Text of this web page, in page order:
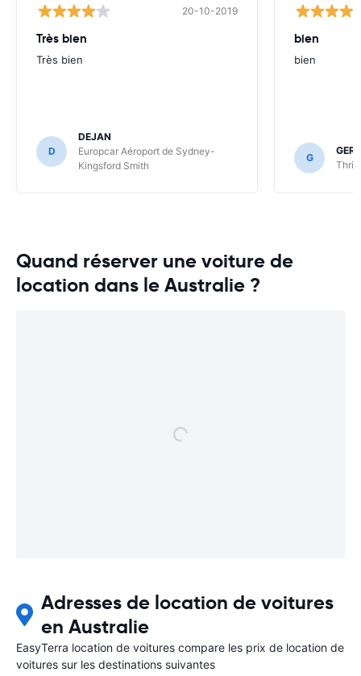
20-10-2019
Très bien
Très bien
D
DEJAN
Europcar Aéroport de Sydney-
Kingsford Smith
bien
bien
G
Quand réserver une voiture de
location dans le Australie ?
Adresses de location de voitures
en Australie
EasyTerra location de voitures compare les prix de location de
voitures sur les destinations suivantes